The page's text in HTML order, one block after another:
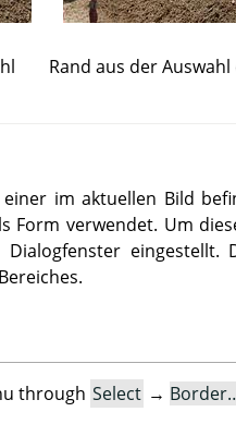
Rand aus der
im aktuellen Bild
Form verwendet. Um
eingestellt.
through Select →